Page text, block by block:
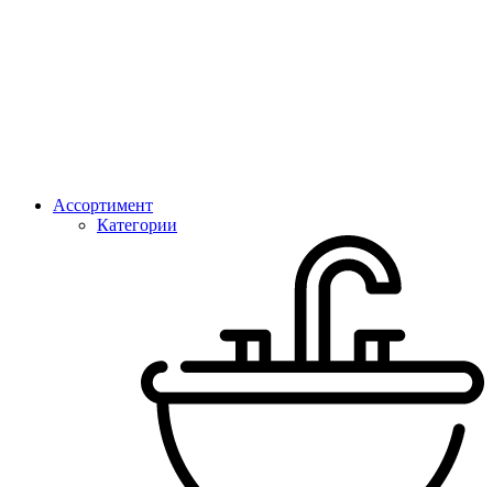
Ассортимент
Категории